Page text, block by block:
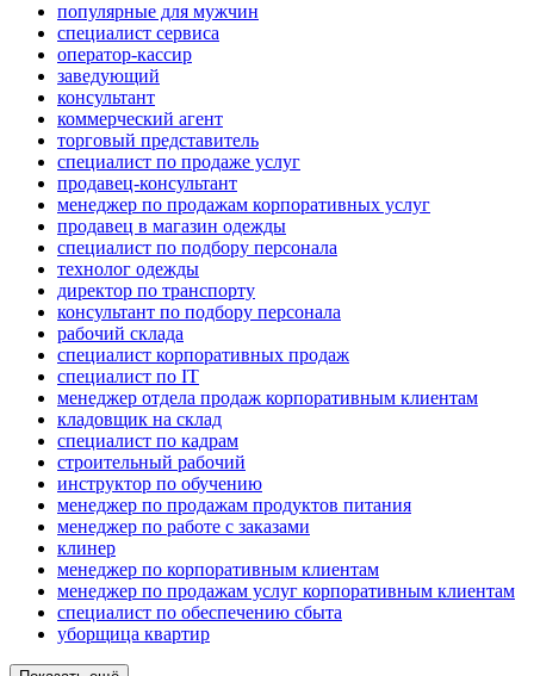
популярные для мужчин
специалист сервиса
оператор-кассир
заведующий
консультант
коммерческий агент
торговый представитель
специалист по продаже услуг
продавец-консультант
менеджер по продажам корпоративных услуг
продавец в магазин одежды
специалист по подбору персонала
технолог одежды
директор по транспорту
консультант по подбору персонала
рабочий склада
специалист корпоративных продаж
специалист по IT
менеджер отдела продаж корпоративным клиентам
кладовщик на склад
специалист по кадрам
строительный рабочий
инструктор по обучению
менеджер по продажам продуктов питания
менеджер по работе с заказами
клинер
менеджер по корпоративным клиентам
менеджер по продажам услуг корпоративным клиентам
специалист по обеспечению сбыта
уборщица квартир